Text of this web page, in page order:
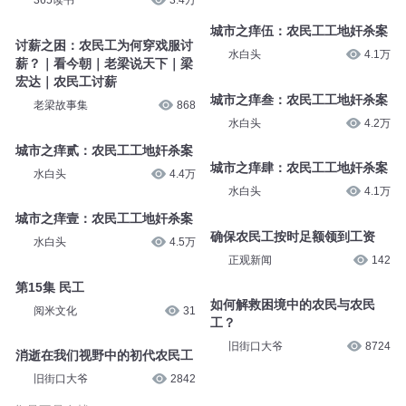
讨薪之困：农民工为何穿戏服讨
薪？｜看今朝｜老梁说天下｜梁
宏达｜农民工讨薪
老梁故事集 868
城市之痒贰：农民工工地奸杀案
水白头 4.4万
城市之痒壹：农民工工地奸杀案
水白头 4.5万
第15集 民工
阅米文化 31
消逝在我们视野中的初代农民工
旧街口大爷 2842
城市之痒伍：农民工工地奸杀案
水白头 4.1万
城市之痒叁：农民工工地奸杀案
水白头 4.2万
城市之痒肆：农民工工地奸杀案
水白头 4.1万
确保农民工按时足额领到工资
正观新闻 142
如何解救困境中的农民与农民
工？
旧街口大爷 8724